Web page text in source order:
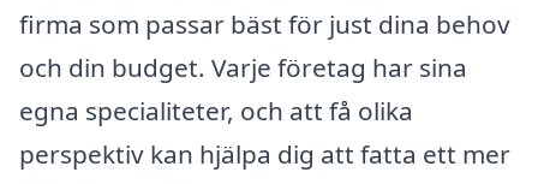
firma som passar bäst för just dina behov
och din budget. Varje företag har sina
egna specialiteter, och att få olika
perspektiv kan hjälpa dig att fatta ett mer